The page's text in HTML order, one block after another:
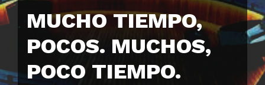
MUCHO TIEMPO,
POCOS. MUCHOS,
POCO TIEMPO.